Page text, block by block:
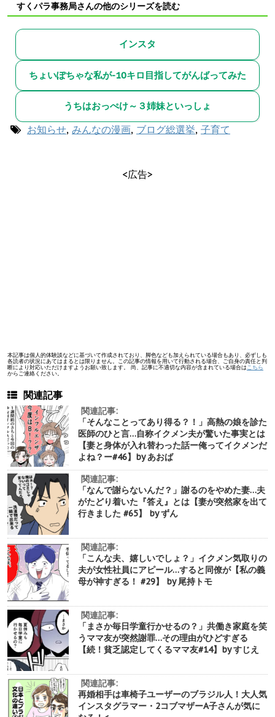
すくパラ事務局さんの他のシリーズを読む
インスタ
ちょいぽちゃな私が-10キロ目指してがんばってみた
うちはおっぺけ～３姉妹といっしょ
お知らせ, みんなの漫画, ブログ総選挙, 子育て
<広告>
本記事は個人的体験談などに基づいて作成されており、脚色なども加えられている場合もあり、必ずしも
各読者の状況にあてはまるとは限りません。この記事の情報を用いて行動される場合、ご自身の責任と判
断により対応いただけますようお願い致します。 尚、記事に不適切な内容が含まれている場合は こちら
からご連絡ください。
関連記事
関連記事:
「そんなことってあり得る？！」高熱の娘を診た
医師のひと言…自称イクメン夫が驚いた事実とは
【妻と身体が入れ替わった話ー俺ってイクメンだ
よね？ー#46】by あおば
関連記事:
「なんで謝らないんだ？」謝るのをやめた妻…夫
がたどり着いた『答え』とは【妻が突然家を出て
行きました #65】 by ずん
関連記事:
「こんな夫、嬉しいでしょ？」イクメン気取りの
夫が女性社員にアピール…すると同僚が【私の義
母が神すぎる！ #29】 by 尾持トモ
関連記事:
「まさか毎日学童行かせるの？」共働き家庭を笑
うママ友が突然謝罪…その理由がひどすぎる
【続！貧乏認定してくるママ友#14】by すじえ
関連記事:
再婚相手は車椅子ユーザーのブラジル人！大人気
インスタグラマー・2コブマザーA子さんが気に